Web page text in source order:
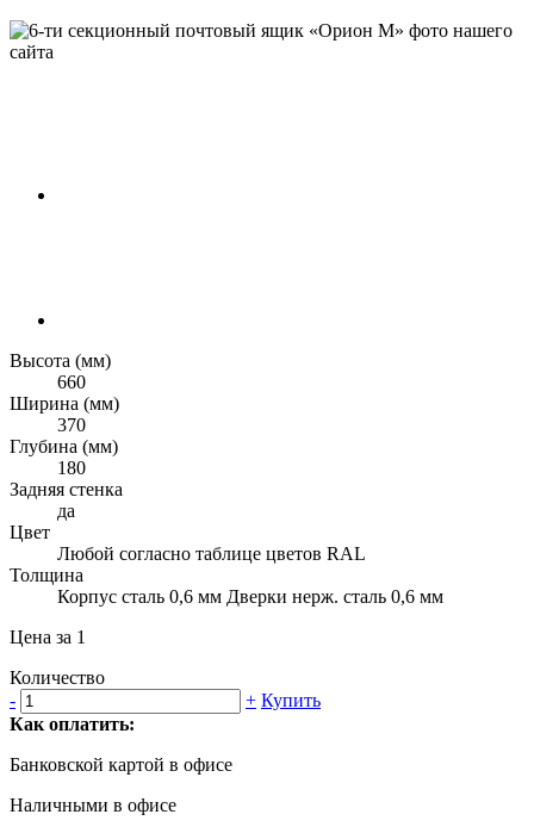
Высота (мм)
660
Ширина (мм)
370
Глубина (мм)
180
Задняя стенка
да
Цвет
Любой согласно таблице цветов RAL
Толщина
Корпус сталь 0,6 мм Дверки нерж. сталь 0,6 мм
Цена за 1
Количество
-
+ Купить
Как оплатить:
Банковской картой в офисе
Наличными в офисе